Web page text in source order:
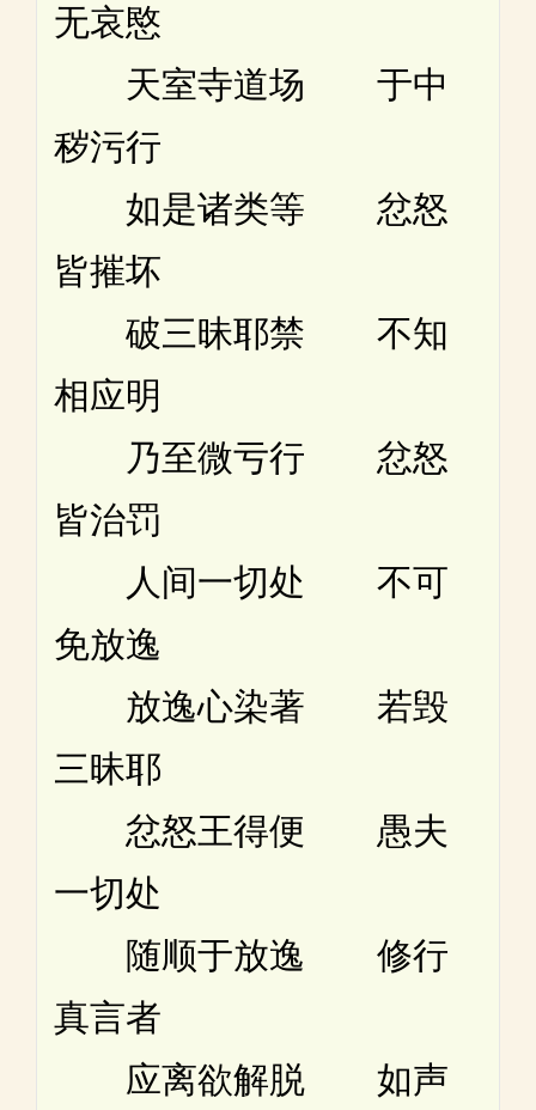
无哀愍
天室寺道场 于中
秽污行
如是诸类等 忿怒
皆摧坏
破三昧耶禁 不知
相应明
乃至微亏行 忿怒
皆治罚
人间一切处 不可
免放逸
放逸心染著 若毁
三昧耶
忿怒王得便 愚夫
一切处
随顺于放逸 修行
真言者
应离欲解脱 如声